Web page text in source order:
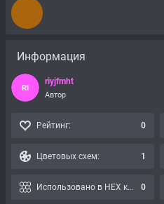
Информация
RI
riyjfmht
Автор
Рейтинг: 0
Цветовых схем: 1
Использовано в HEX картах: 0